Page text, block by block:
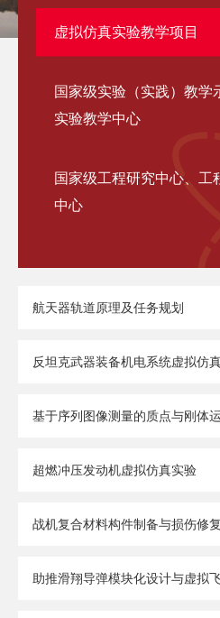
虚拟仿真实验教学项目
国家级实验（实践）教学
实验教学中心
国家级工程研究中心、工
中心
航天器轨道原理及任务规划
反坦克武器装备机电系统虚拟仿
基于序列图像测量的质点与刚体
超燃冲压发动机虚拟仿真实验
战机复合材料构件制备与损伤修
助推滑翔导弹模块化设计与虚拟